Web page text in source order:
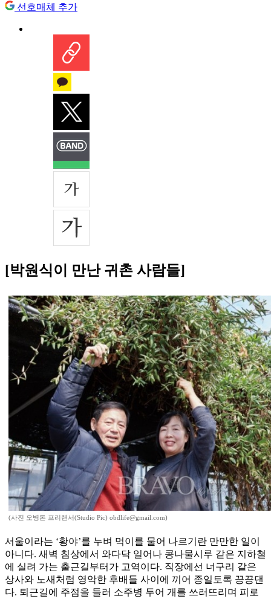
선호매체 추가
[박원식이 만난 귀촌 사람들]
(사진 오병돈 프리랜서(Studio Pic) obdlife@gmail.com)
서울이라는 ‘황야’를 누벼 먹이를 물어 나르기란 만만한 일이
아니다. 새벽 침상에서 와다닥 일어나 콩나물시루 같은 지하철
에 실려 가는 출근길부터가 고역이다. 직장에선 너구리 같은
상사와 노새처럼 영악한 후배들 사이에 끼어 종일토록 끙끙댄
다. 퇴근길에 주점을 들러 소주병 두어 개를 쓰러뜨리며 피로